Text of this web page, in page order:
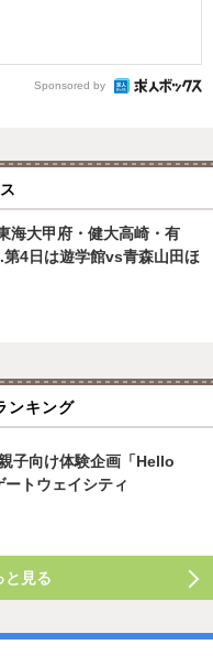
Sponsored by
海大甲府・健大高崎・有
4日は遊学館vs青森山田ほ
ンキング
子向け体験企画「Hello
トウェイシティ
と見る